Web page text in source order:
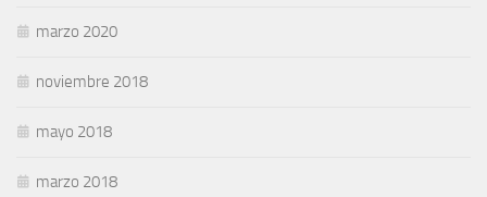
marzo 2020
noviembre 2018
mayo 2018
marzo 2018